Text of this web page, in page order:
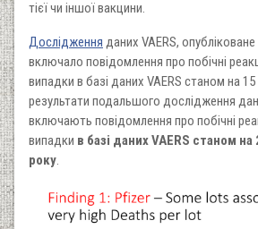
тієї чи іншої вакцини.
Дослідження даних VAERS,
включало повідомлення про побічні
випадки в базі даних VAERS станом на
результати подальшого дослідження
включають повідомлення про побічні
випадки в базі даних VAERS станом
року.